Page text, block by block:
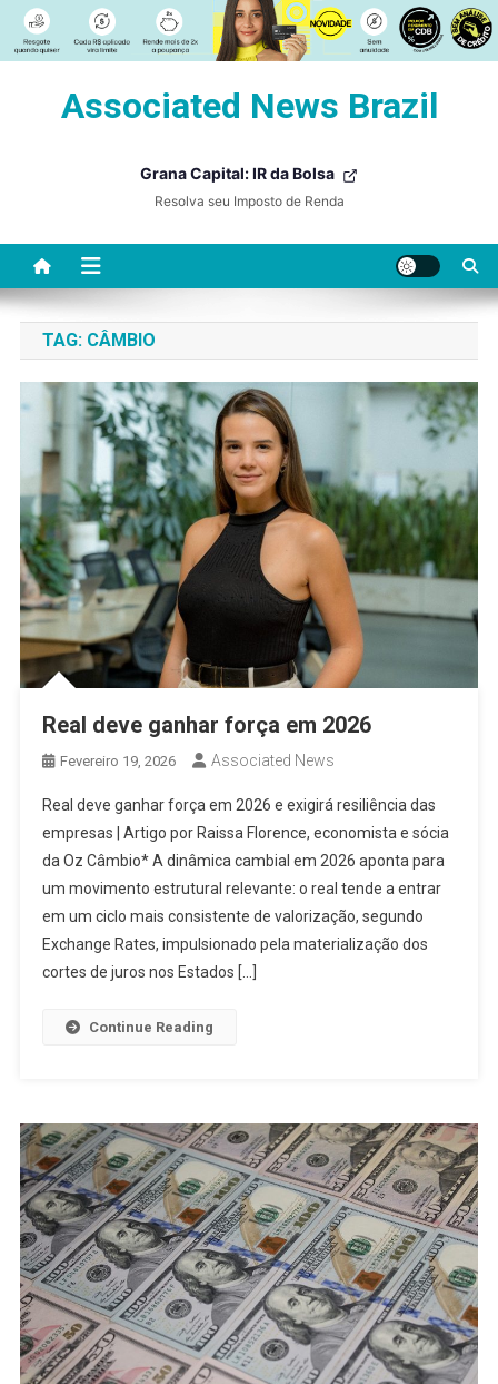
Associated News Brazil
Grana Capital: IR da Bolsa
Resolva seu Imposto de Renda
TAG: CÂMBIO
Real deve ganhar força em 2026
Fevereiro 19, 2026 Associated News
Real deve ganhar força em 2026 e exigirá resiliência das
empresas | Artigo por Raissa Florence, economista e sócia
da Oz Câmbio* A dinâmica cambial em 2026 aponta para
um movimento estrutural relevante: o real tende a entrar
em um ciclo mais consistente de valorização, segundo
Exchange Rates, impulsionado pela materialização dos
cortes de juros nos Estados […]
Continue Reading